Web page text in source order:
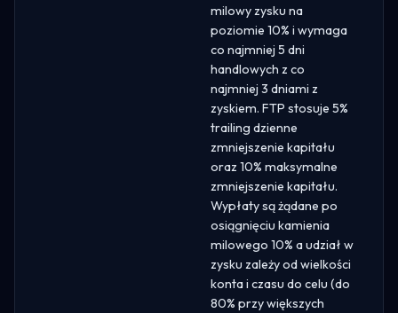
milowy zysku na
poziomie 10% i wymaga
co najmniej 5 dni
handlowych z co
najmniej 3 dniami z
zyskiem. FTP stosuje 5%
trailing dzienne
zmniejszenie kapitału
oraz 10% maksymalne
zmniejszenie kapitału.
Wypłaty są żądane po
osiągnięciu kamienia
milowego 10% a udział w
zysku zależy od wielkości
konta i czasu do celu (do
80% przy większych